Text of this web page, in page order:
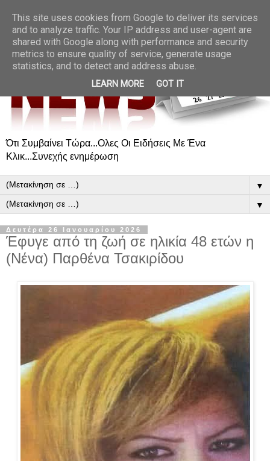
Ότι Συμβαίνει Τώρα...Ολες Οι Ειδήσεις Με Ένα
Κλικ...Συνεχής ενημέρωση
▼
▼
Δευτέρα 26 Ιανουαρίου 2026
Έφυγε από τη ζωή σε ηλικία 48 ετών η
(Νένα) Παρθένα Τσακιρίδου
This site uses cookies from Google to deliver its services
and to analyze traffic. Your IP address and user-agent are
shared with Google along with performance and security
metrics to ensure quality of service, generate usage
statistics, and to detect and address abuse.
LEARN MORE GOT IT